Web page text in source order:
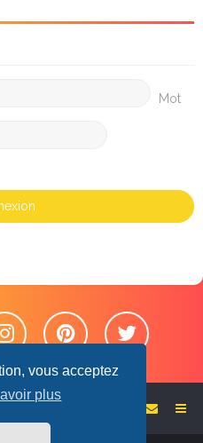
vous acceptez
plus
Mot